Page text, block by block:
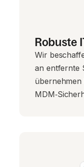
Robuste
Wir
an entfernte
übernehmen